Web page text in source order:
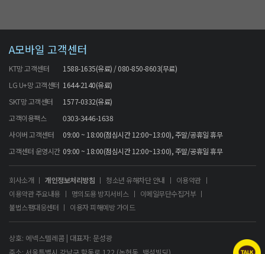
A모바일 고객센터
KT망 고객센터
1588-1635(유료) / 080-850-8603(무료)
LG U+망 고객센터 1644-2140(유료)
SKT망 고객센터
1577-0332(유료)
고객이용팩스
0303-3446-1638
사이버 고객센터
09:00 ~ 18:00(점심시간 12:00~13:00), 주말/공휴일 휴무
고객센터 운영시간 09:00 ~ 18:00(점심시간 12:00~13:00), 주말/공휴일 휴무
회사소개 개인정보처리방침 청소년 유해차단 안내
이용약관
이용약관 주요내용
명의도용 방지서비스
이메일무단수집거부
불법스팸대응센터
이용자 피해예방 가이드
상호: 에넥스텔레콤 | 대표자: 문성광
주소: 서울특별시 강남구 학동로 122 (논현동, 백석빌딩)